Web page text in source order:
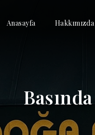
Anasayfa Hakkımızda